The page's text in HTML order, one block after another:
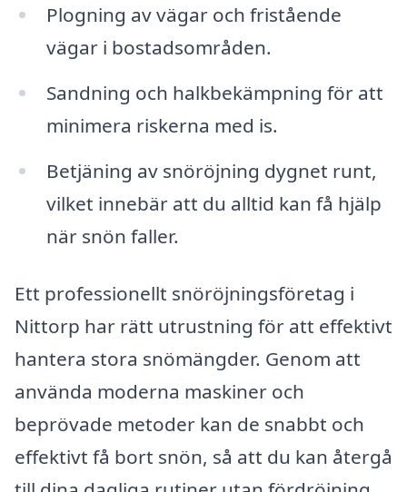
Plogning av vägar och fristående
vägar i bostadsområden.
Sandning och halkbekämpning för att
minimera riskerna med is.
Betjäning av snöröjning dygnet runt,
vilket innebär att du alltid kan få hjälp
när snön faller.
Ett professionellt snöröjningsföretag i
Nittorp har rätt utrustning för att effektivt
hantera stora snömängder. Genom att
använda moderna maskiner och
beprövade metoder kan de snabbt och
effektivt få bort snön, så att du kan återgå